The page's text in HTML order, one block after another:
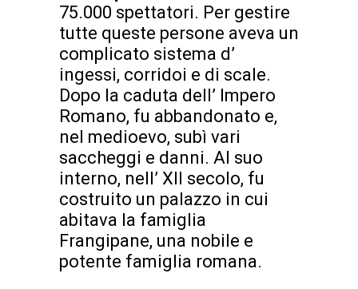
75.000 spettatori. Per gestire
tutte queste persone aveva un
complicato sistema d’
ingessi, corridoi e di scale.
Dopo la caduta dell’ Impero
Romano, fu abbandonato e,
nel medioevo, subì vari
saccheggi e danni. Al suo
interno, nell’ XII secolo, fu
costruito un palazzo in cui
abitava la famiglia
Frangipane, una nobile e
potente famiglia romana.